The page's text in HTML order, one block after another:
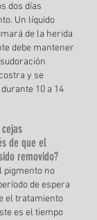
dos días
Un líquido
de la herida
debe mantener
y se
10 a 14
de que el
removido?
pigmento no
de espera
el tratamiento
es el tiempo